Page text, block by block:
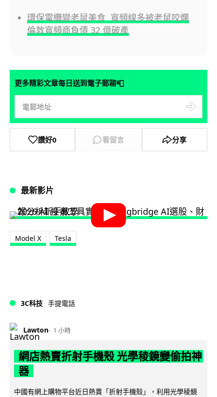
環保電纜變老鼠美食 寬頻線多被老鼠咬爛
倫敦寬頻商負債 32 億破產
更多精彩文章每日送到電子郵箱📮
讚好0 看留言 分享
最新影片
Model X Tesla
3C科技 手提電話
Lawton 1 小時
網店熱賣折射手機殼 光學稜鏡變偷拍神
器
中國有網上購物平台近日熱賣「折射手機殼」，利用光學稜鏡